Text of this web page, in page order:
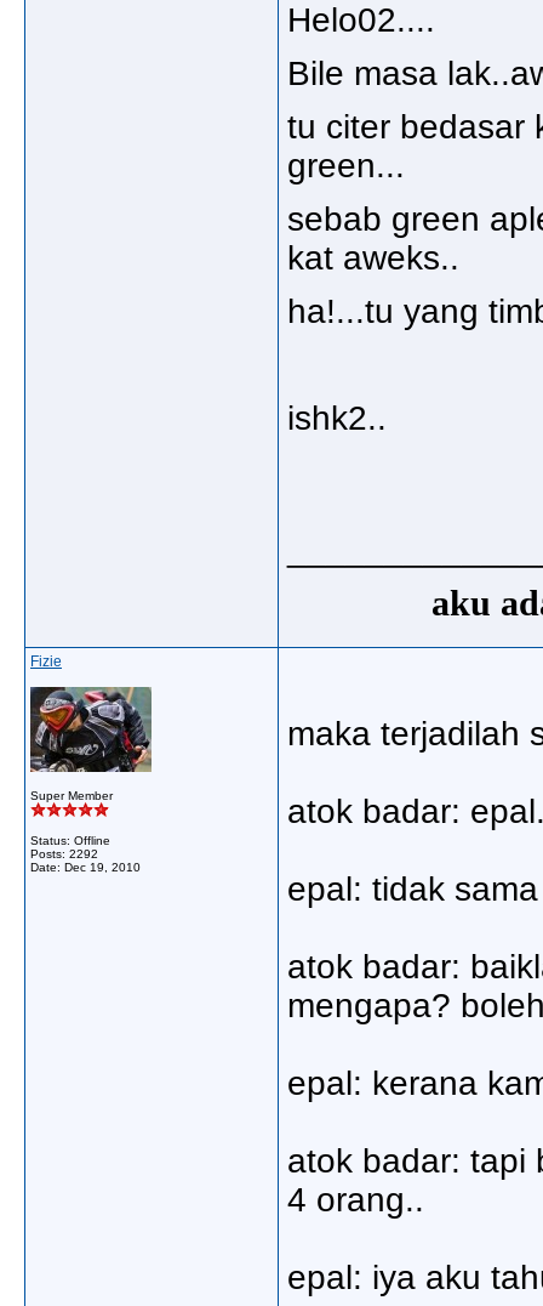
Helo02....
Bile masa
tu citer bedasar
green...
sebab green
kat aweks..
ha!...tu yang
ishk2..
aku
Fizie
Super Member
Status: Offline
Posts: 2292
Date: Dec 19, 2010
maka terjadilah
atok badar:
epal: tidak
atok badar:
mengapa?
epal: kerana
atok badar: tapi
4 orang..
epal: iya aku